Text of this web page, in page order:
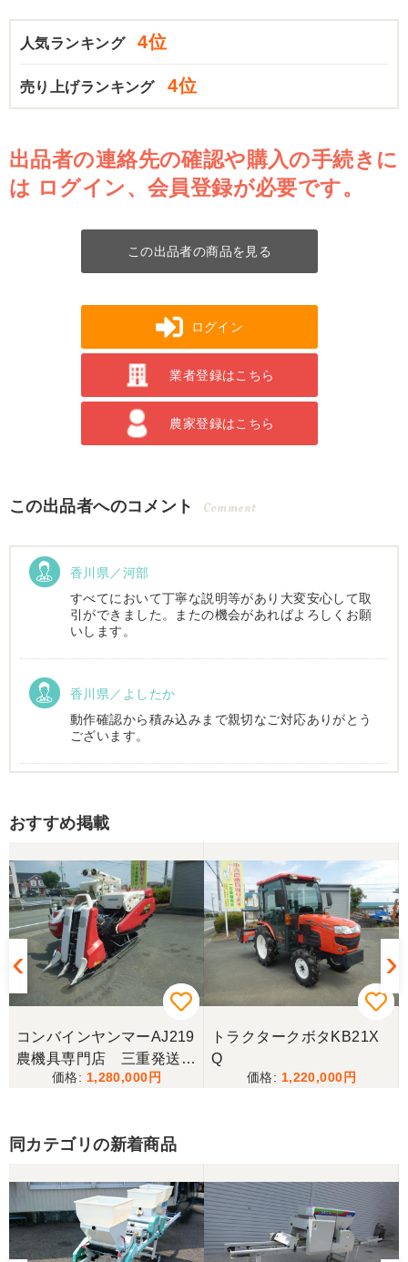
人気ランキング 4位
売り上げランキング 4位
出品者の連絡先の確認や購入の手続きに
は ログイン、会員登録が必要です。
この出品者の商品を見る
ログイン
業者登録はこちら
農家登録はこちら
この出品者へのコメント Comment
香川県／河部
すべてにおいて丁寧な説明等があり大変安心して取
引ができました。またの機会があればよろしくお願
いします。
香川県／よしたか
動作確認から積み込みまで親切なご対応ありがとう
ございます。
リピート購入させて頂きました。 ありがとうござい
香川県／井上
とても良くしてもらいました。また購入したいと思
います。
香川県／西川忠洋
丁寧な対応をしていただき計量選別機を無事持ち帰
ることができました。今年の籾摺り時に旧機が故障
し、修理の目途が無い中、手頃な価格の本機を見つ
けることが出来て大満足です。リンスクさんありが
10月にコンバインを購入させていただきました、香
川県から熊本県まで運んでもらい、 とても親切に機
械の説明をしていただき感謝しています。 そして、
この度無事に稲刈りを行い、終了しました。 農機リ
ンクスさん、ありがとうございました。
おすすめ掲載
コンバインヤンマーAJ219
農機具専門店 三重発送整
備済み
1,280,000
トラクタークボタKB21X
Q
1,220,000
同カテゴリの新着商品